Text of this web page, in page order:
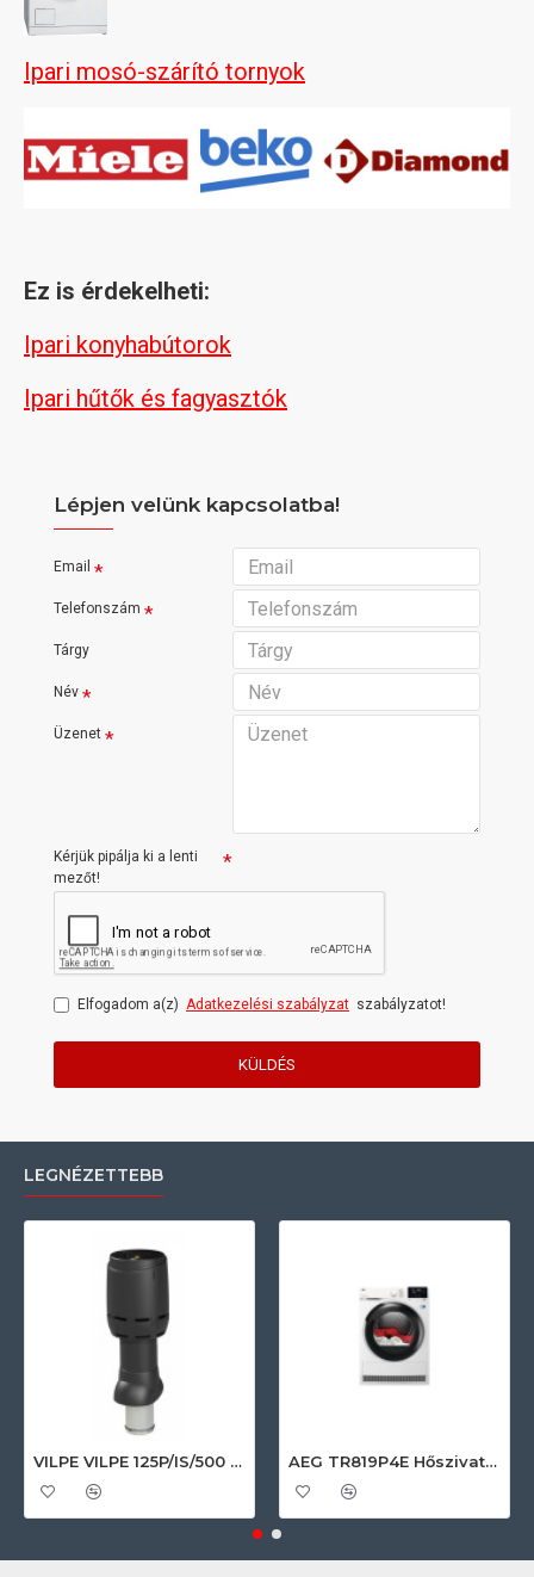
Ipari mosó-szárító tornyok
Ez is érdekelheti:
Ipari konyhabútorok
Ipari hűtők és fagyasztók
Lépjen velünk kapcsolatba!
Email
Telefonszám
Tárgy
Név
Üzenet
Kérjük pipálja ki a lenti
mezőt!
Elfogadom a(z) Adatkezelési szabályzat szabályzatot!
KÜLDÉS
LEGNÉZETTEBB
VILPE VILPE 125P/IS/500 FLOW tetőszellőző, fekete Szellőztető ventilátor tartozékok AEG TR819P4E Hőszivattyús szárítógép